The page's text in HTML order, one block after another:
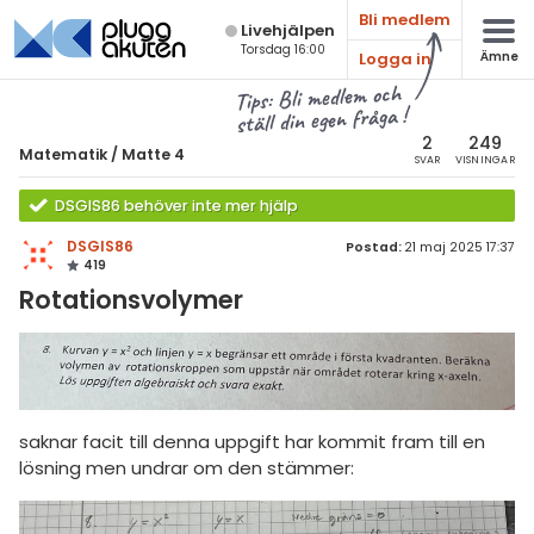
Live­hjälpen
Torsdag 16:00
Bli medlem
Logga in
Ämne
Tips: Bli medlem och
ställ din egen fråga !
Matematik / Matte 4 2
SVAR
249
VISNINGAR
DSGIS86 behöver inte mer hjälp
DSGIS86
419
Postad: 21 maj 2025 17:37
Rotationsvolymer
saknar facit till denna uppgift har kommit fram till en
lösning men undrar om den stämmer:
Alla ämnen
Alla trådar
7
8
9
3
Matematik
Matte 4
Alla trådar
Derivata
Grafer och asymptoter
Integraler och
tillämpningar
Komplexa tal
& Bygg
språk